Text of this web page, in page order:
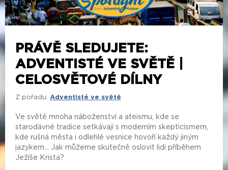
PRÁVĚ SLEDUJETE:
ADVENTISTÉ VE SVĚTĚ |
CELOSVĚTOVÉ DÍLNY
Z pořadu: Adventisté ve světě
Ve světě mnoha náboženství a ateismu, kde se
starodávné tradice setkávají s moderním skepticismem,
kde rušná města i odlehlé vesnice hovoří každý jiným
jazykem... Jak můžeme skutečně oslovit lidi příběhem
Ježíše Krista?